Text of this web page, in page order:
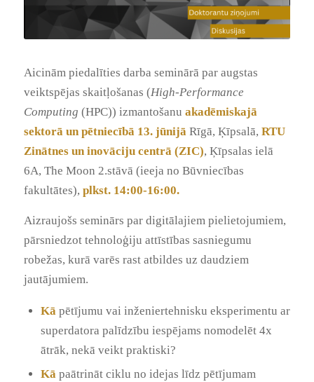
Aicinām piedalīties darba seminārā par augstas
veiktspējas skaitļošanas (High-Performance
Computing (HPC)) izmantošanu akadēmiskajā
sektorā un pētniecībā 13. jūnijāRīgā, Ķīpsalā, RTU
Zinātnes un inovāciju centrā (ZIC), Ķīpsalas ielā
6A, The Moon 2.stāvā (ieeja no Būvniecības
fakultātes), plkst. 14:00-16:00.
Aizraujošs seminārs par digitālajiem pielietojumiem,
pārsniedzot tehnoloģiju attīstības sasniegumu
robežas, kurā varēs rast atbildes uz daudziem
jautājumiem.
Kāpētījumu vai inženiertehnisku eksperimentu ar
superdatora palīdzību iespējams nomodelēt 4x
ātrāk, nekā veikt praktiski?
Kāpaātrināt ciklu no idejas līdz pētījumam